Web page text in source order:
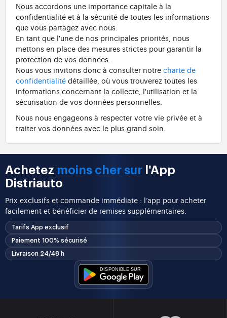
Nous accordons une importance capitale à la
confidentialité et à la sécurité de toutes les informations
que vous partagez avec nous.
En tant que l'une de nos principales priorités, nous
mettons en place des mesures strictes pour garantir la
protection de vos données.
Nous vous invitons donc à consulter notre charte de
confidentialité détaillée, où vous trouverez toutes les
informations concernant la collecte, l'utilisation et la
sécurisation de vos données personnelles.
Nous nous engageons à respecter votre vie privée et à
traiter vos données avec le plus grand soin.
Achetez moins cher sur l'App
Distriauto
Prix exclusifs et commande immédiate : l’app pour acheter
facilement et bénéficier de remises supplémentaires.
Tarifs App exclusif
Paiement 100% sécurisé
Livraison 24/48 h